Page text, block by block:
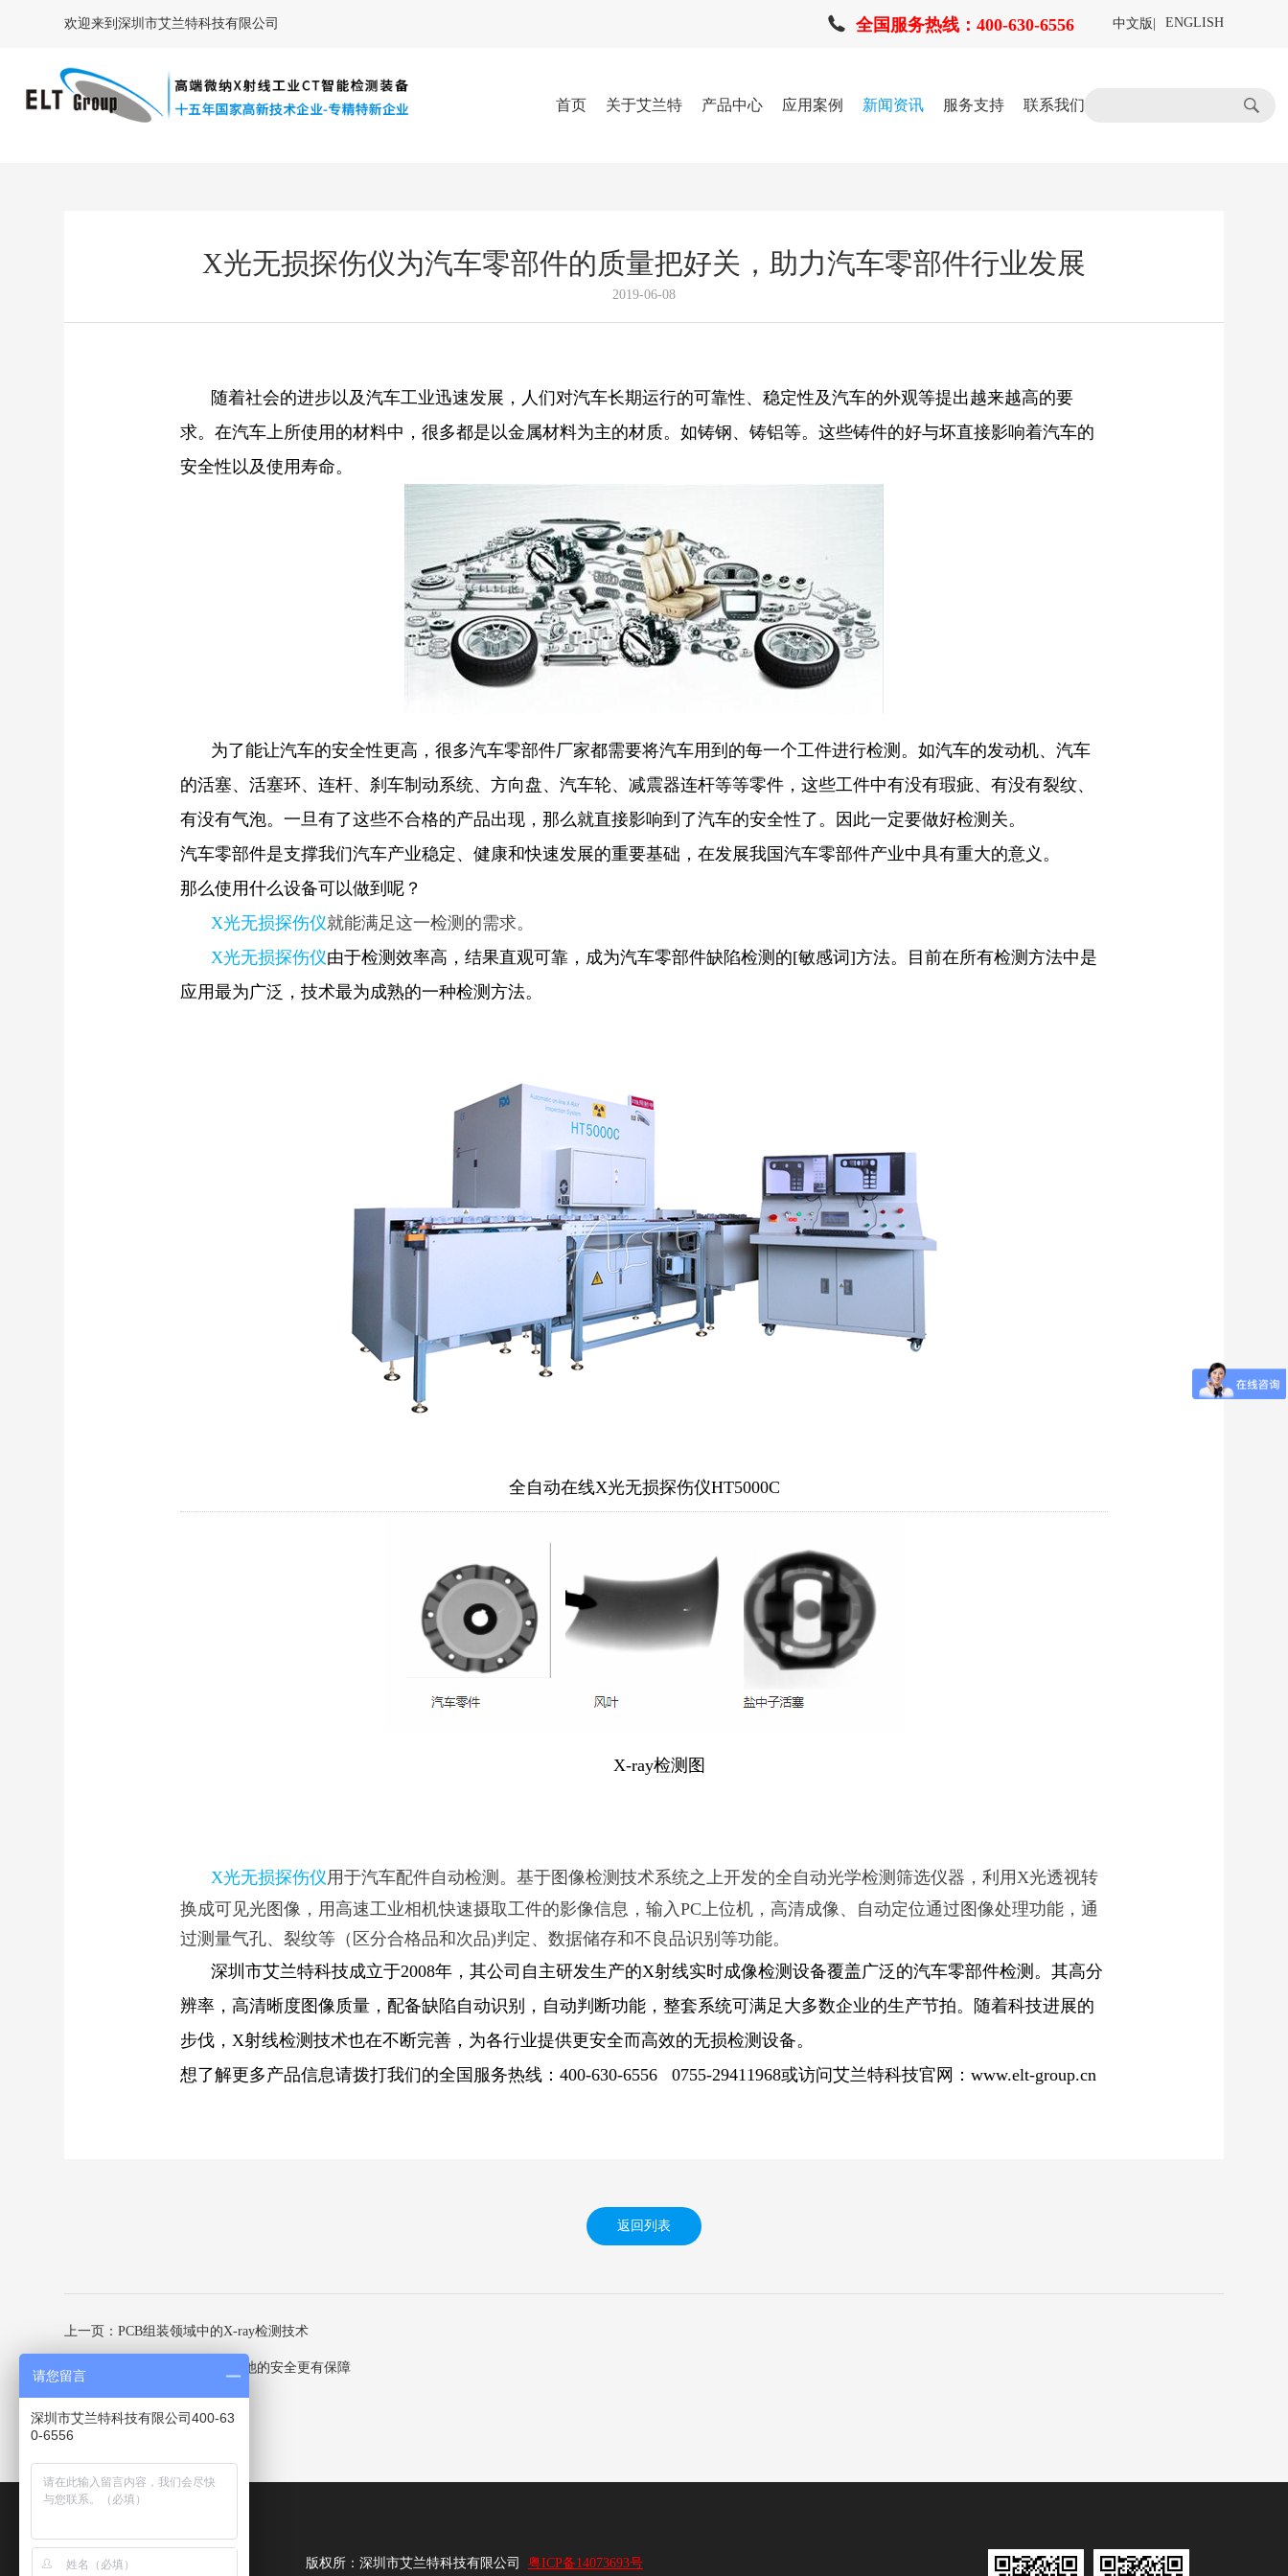
欢迎来到深圳市艾兰特科技有限公司 全国服务热线：400-630-6556 中文版 ENGLISH
首页 关于艾兰特 产品中心 应用案例 新闻资讯 服务支持 联系我们
X光无损探伤仪为汽车零部件的质量把好关，助力汽车零部件行业发展
2019-06-08
随着社会的进步以及汽车工业迅速发展，人们对汽车长期运行的可靠性、稳定性及汽车的外观等提出越来越高的要
求。在汽车上所使用的材料中，很多都是以金属材料为主的材质。如铸钢、铸铝等。这些铸件的好与坏直接影响着汽车的
安全性以及使用寿命。
为了能让汽车的安全性更高，很多汽车零部件厂家都需要将汽车用到的每一个工件进行检测 。如汽车的发动机、汽车
的活塞、活塞环、连杆、刹车制动系统、方向盘、汽车轮、减震器连杆等等零件，这些工件中有没有瑕疵、有没有裂纹、
有没有气泡。一旦有了这些不合格的产品出现，那么就直接影响到了汽车的安全性了。因此一定要做好检测关。
汽车零部件是支撑我们汽车产业稳定、健康和快速发展的重要基础，在发展我国汽车零部件产业中具有重大的意义。
那么使用什么设备可以做到呢？
X光无损探伤仪就能满足这一检测的需求。
X光无损探伤仪由于检测效率高，结果直观可靠，成为汽车零部件缺陷检测的[敏感词]方法。目前在所有检测方法中是
应用最为广泛，技术最为成熟的一种检测方法。
全自动在线X光无损探伤仪HT5000C
X-ray检测图
X光无损探伤仪用于汽车配件自动检测。基于图像检测技术系统之上开发的全自动光学检测筛选仪器，利用X光透视转
换成可见光图像，用高速工业相机快速摄取工件的影像信息，输入PC上位机，高清成像、自动定位通过图像处理功能，通
过测量气孔、裂纹等（区分合格品和次品)判定、数据储存和不良品识别等功能。
深圳市艾兰特科技成立于2008年，其公司自主研发生产的X射线实时成像检测设备覆盖广泛的汽车零部件检测。其高分
辨率，高清晰度图像质量，配备缺陷自动识别，自动判断功能，整套系统可满足大多数企业的生产节拍。随着科技进展的
步伐，X射线检测技术也在不断完善，为各行业提供更安全而高效的无损检测设备。
想了解更多产品信息请拨打我们的全国服务热线：400-630-6556 0755-29411968或访问艾兰特科技官网：www.elt-group.cn
返回列表
上一页：PCB组装领域中的X-ray检测技术
下一页：X-ray检测设备让锂电池的安全更有保障
版权所：深圳市艾兰特科技有限公司 粤ICP备14073693号
请您留言
深圳市艾兰特科技有限公司400-63
0-6556